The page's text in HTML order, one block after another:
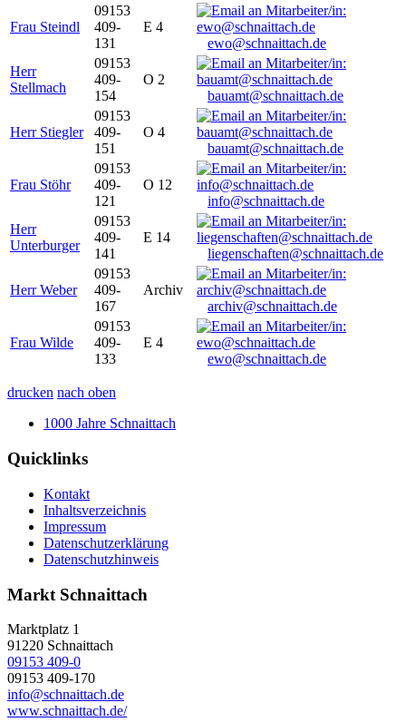
Frau Steindl
09153
409-
131
E 4
ewo@schnaittach.de
Herr
Stellmach
09153
409-
154
O 2
bauamt@schnaittach.de
Herr Stiegler
09153
409-
151
O 4
bauamt@schnaittach.de
Frau Stöhr
09153
409-
121
O 12
info@schnaittach.de
Herr
Unterburger
09153
409-
141
E 14
liegenschaften@schnaittach.de
Herr Weber
09153
409-
167
Archiv
archiv@schnaittach.de
Frau Wilde
09153
409-
133
E 4
ewo@schnaittach.de
drucken nach oben
1000 Jahre Schnaittach
Quicklinks
Kontakt
Inhaltsverzeichnis
Impressum
Datenschutzerklärung
Datenschutzhinweis
Markt Schnaittach
Marktplatz 1
91220 Schnaittach
09153 409-0
09153 409-170
info@schnaittach.de
www.schnaittach.de/